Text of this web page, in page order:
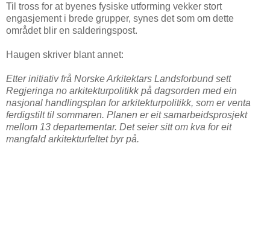
Til tross for at byenes fysiske utforming vekker stort
engasjement i brede grupper, synes det som om dette
området blir en salderingspost.
Haugen skriver blant annet:
Etter initiativ frå Norske Arkitektars Landsforbund sett
Regjeringa no arkitekturpolitikk på dagsorden med ein
nasjonal handlingsplan for arkitekturpolitikk, som er venta
ferdigstilt til sommaren. Planen er eit samarbeidsprosjekt
mellom 13 departementar. Det seier sitt om kva for eit
mangfald arkitekturfeltet byr på.